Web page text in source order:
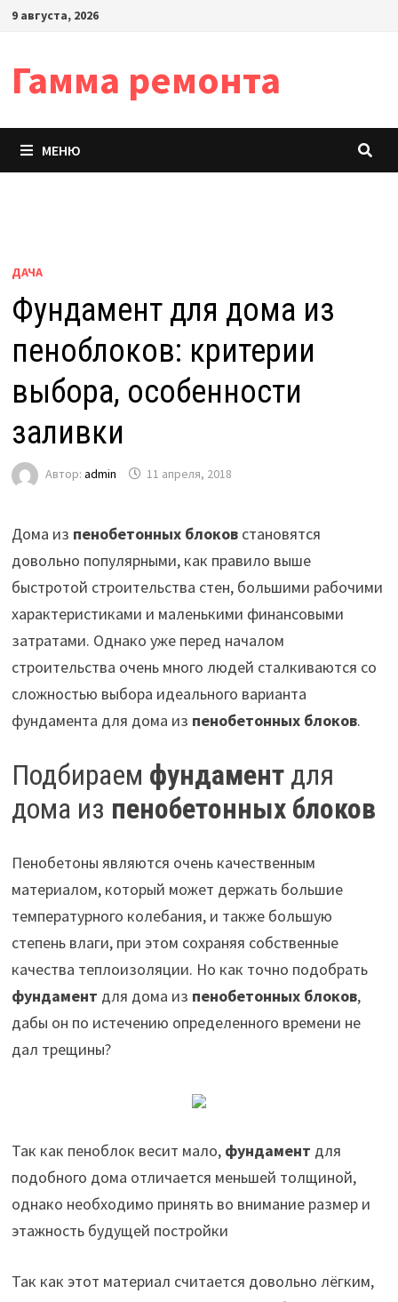
Перейти
9 августа, 2026
Гамма ремонта
МЕНЮ
ДАЧА
Фундамент для дома из
пеноблоков: критерии
выбора, особенности
заливки
Автор: admin 11 апреля, 2018
Дома из пенобетонных блоковстановятся
довольно популярными, как правило выше
быстротой строительства стен, большими рабочими
характеристиками и маленькими финансовыми
затратами. Однако уже перед началом
строительства очень много людей сталкиваются со
сложностью выбора идеального варианта
фундамента для дома из пенобетонных блоков.
Подбираем фундаментдля
дома из пенобетонных блоков
Пенобетоны являются очень качественным
материалом, который может держать большие
температурного колебания, и также большую
степень влаги, при этом сохраняя собственные
качества теплоизоляции. Но как точно подобрать
фундамент для дома из пенобетонных блоков,
дабы он по истечению определенного времени не
дал трещины?
Так как пеноблок весит мало, фундамент для
подобного дома отличается меньшей толщиной,
однако необходимо принять во внимание размер и
этажность будущей постройки
Так как этот материал считается довольно лёгким,